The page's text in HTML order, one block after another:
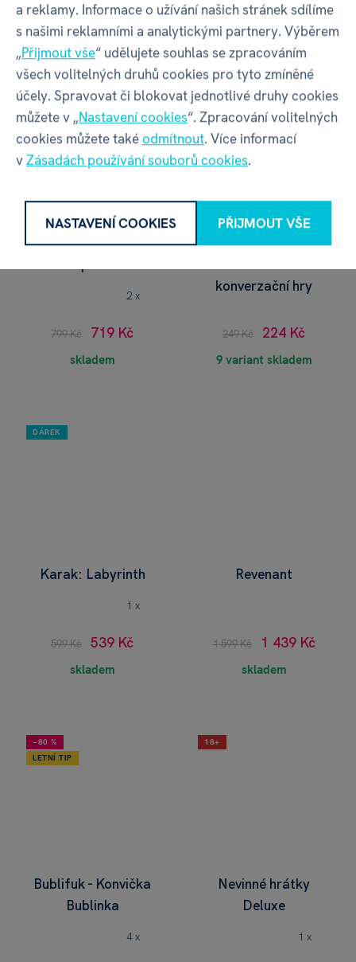
1 099 Kč 989 Kč
skladem
299 Kč 269 Kč
skladem
2 x
799 Kč 719 Kč
skladem
konverzační hry
249 Kč 224 Kč
9 variant skladem
DÁREK
Karak: Labyrinth
1 x
599 Kč 539 Kč
skladem
Revenant
1 599 Kč 1 439 Kč
skladem
−80 %
LETNÍ TIP
Bublifuk - Konvička
Bublinka
4 x
18+
Nevinné hrátky
Deluxe
1 x
a reklamy. Informace o užívání našich stránek sdílíme
s našimi reklamními a analytickými partnery. Výběrem
„Přijmout vše“ udělujete souhlas se zpracováním
všech volitelných druhů cookies pro tyto zmíněné
účely. Spravovat či blokovat jednotlivé druhy cookies
můžete v „Nastavení cookies“. Zpracování volitelných
cookies můžete takéodmítnout. Více informací
vZásadách používání souborů cookies.
NASTAVENÍ COOKIES PŘIJMOUT VŠE